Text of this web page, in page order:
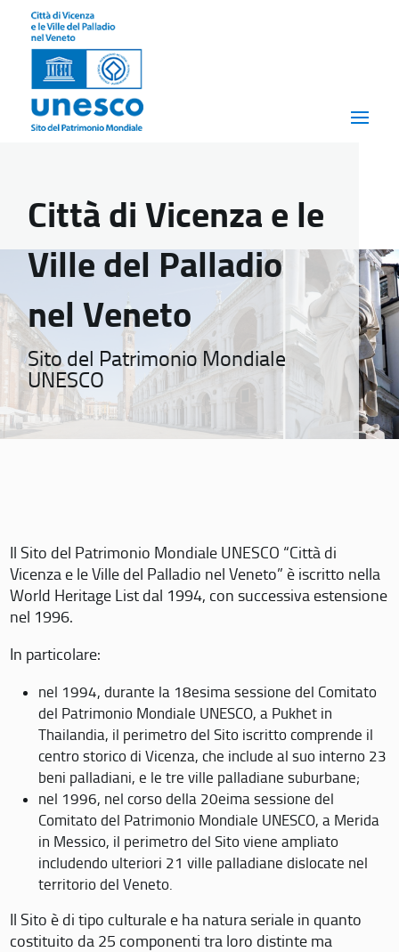
Città di Vicenza e le
Ville del Palladio
nel Veneto
Sito del Patrimonio Mondiale
UNESCO
Il Sito del Patrimonio Mondiale UNESCO “Città di
Vicenza e le Ville del Palladio nel Veneto” è iscritto nella
World Heritage List dal 1994, con successiva estensione
nel 1996.
In particolare:
nel 1994, durante la 18esima sessione del Comitato
del Patrimonio Mondiale UNESCO, a Pukhet in
Thailandia, il perimetro del Sito iscritto comprende il
centro storico di Vicenza, che include al suo interno 23
beni palladiani, e le tre ville palladiane suburbane;
nel 1996, nel corso della 20eima sessione del
Comitato del Patrimonio Mondiale UNESCO, a Merida
in Messico, il perimetro del Sito viene ampliato
includendo ulteriori 21 ville palladiane dislocate nel
territorio del Veneto.
Il Sito è di tipo culturale e ha natura seriale in quanto
costituito da 25 componenti tra loro distinte ma